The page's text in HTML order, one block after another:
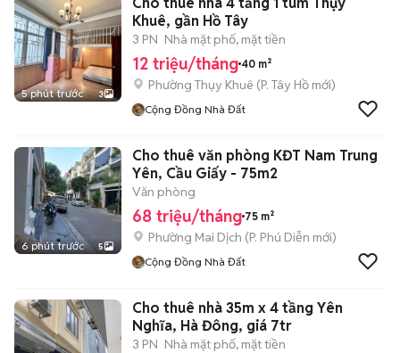
5 phút trước 3
Khuê, gần Hồ Tây
3 PN Nhà mặt phố, mặt tiền
12 triệu/tháng 40 m²
Phường Thụy Khuê (P. Tây Hồ mới)
Cộng Đồng Nhà Đất
6 phút trước 5
Cho thuê văn phòng KĐT Nam Trung
Yên, Cầu Giấy - 75m2
Văn phòng
68 triệu/tháng 75 m²
Phường Mai Dịch (P. Phú Diễn mới)
Cộng Đồng Nhà Đất
Cho thuê nhà 35m x 4 tầng Yên
Nghĩa, Hà Đông, giá 7tr
3 PN Nhà mặt phố, mặt tiền